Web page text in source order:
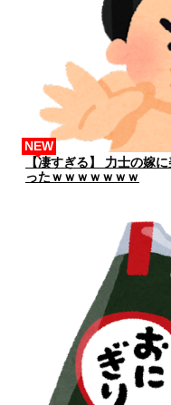
【凄すぎる】 力士の嫁
ったｗｗｗｗｗｗｗ
NEW